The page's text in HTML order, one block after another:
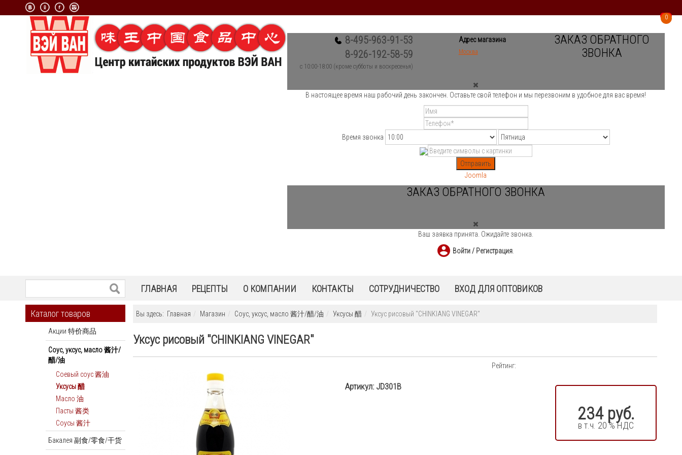
8-495-963-91-53
8-926-192-58-59
c 10:00-18:00 (кроме субботы и воскресенья)
Адрес магазина
Москва
ЗАКАЗ ОБРАТНОГО
ЗВОНКА
В настоящее время наш рабочий день закончен. Оставьте свой телефон и мы перезвоним в удобное для вас время!
Время звонка
Отправить
Joomla
ЗАКАЗ ОБРАТНОГО ЗВОНКА
Ваш заявка принята. Ожидайте звонка.
Войти / Регистрация
00
ГЛАВНАЯ РЕЦЕПТЫ О КОМПАНИИ КОНТАКТЫ СОТРУДНИЧЕСТВО ВХОД ДЛЯ ОПТОВИКОВ
Каталог товаров
Акции 特价商品
Соус, уксус, масло 酱汁/
醋/油
Соевый соус 酱油
Уксусы 醋
Масло 油
Пасты 酱类
Соусы 酱汁
Бакалея 副食/零食/干货
Вы здесь: Главная Магазин Соус, уксус, масло 酱汁/醋/油 Уксусы 醋 Уксус рисовый "CHINKIANG VINEGAR"
Уксус рисовый "CHINKIANG VINEGAR"
Артикул: JD301B
Рейтинг:
234 руб.
в т.ч. 20 % НДС